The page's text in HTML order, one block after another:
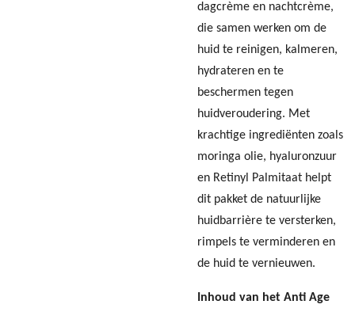
dagcrème en nachtcrème,
die samen werken om de
huid te reinigen, kalmeren,
hydrateren en te
beschermen tegen
huidveroudering. Met
krachtige ingrediënten zoals
moringa olie, hyaluronzuur
en Retinyl Palmitaat helpt
dit pakket de natuurlijke
huidbarrière te versterken,
rimpels te verminderen en
de huid te vernieuwen.
Inhoud van het Anti Age